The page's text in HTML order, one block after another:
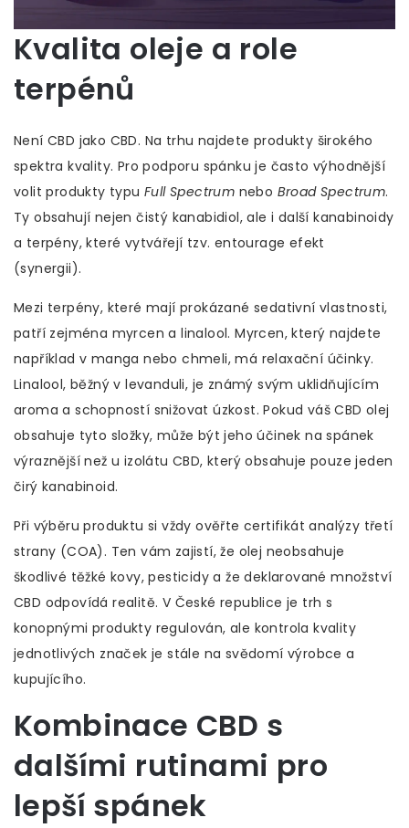
Kvalita oleje a role
terpénů
Není CBD jako CBD. Na trhu najdete produkty širokého
spektra kvality. Pro podporu spánku je často výhodnější
volit produkty typu Full Spectrum nebo Broad Spectrum.
Ty obsahují nejen čistý kanabidiol, ale i další kanabinoidy
a terpény, které vytvářejí tzv. entourage efekt
(synergii).
Mezi terpény, které mají prokázané sedativní vlastnosti,
patří zejména myrcen alinalool. Myrcen, který najdete
například v manga nebo chmeli, má relaxační účinky.
Linalool, běžný v levanduli, je známý svým uklidňujícím
aroma a schopností snižovat úzkost. Pokud váš CBD olej
obsahuje tyto složky, může být jeho účinek na spánek
výraznější než u izolátu CBD, který obsahuje pouze jeden
čirý kanabinoid.
Při výběru produktu si vždy ověřte certifikát analýzy třetí
strany (COA). Ten vám zajistí, že olej neobsahuje
škodlivé těžké kovy, pesticidy a že deklarované množství
CBD odpovídá realitě. V České republice je trh s
konopnými produkty regulován, ale kontrola kvality
jednotlivých značek je stále na svědomí výrobce a
kupujícího.
Kombinace CBD s
dalšími rutinami pro
lepší spánek